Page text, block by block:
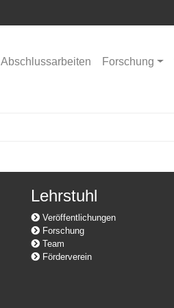
Abschlussarbeiten Forschung
Lehrstuhl
Veröffentlichungen
Forschung
Team
Förderverein